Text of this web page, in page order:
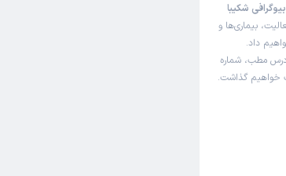
بیوگرافی شکیبا
بیماری‌ها و
داد.
مطب، شماره
خواهیم گذاشت.